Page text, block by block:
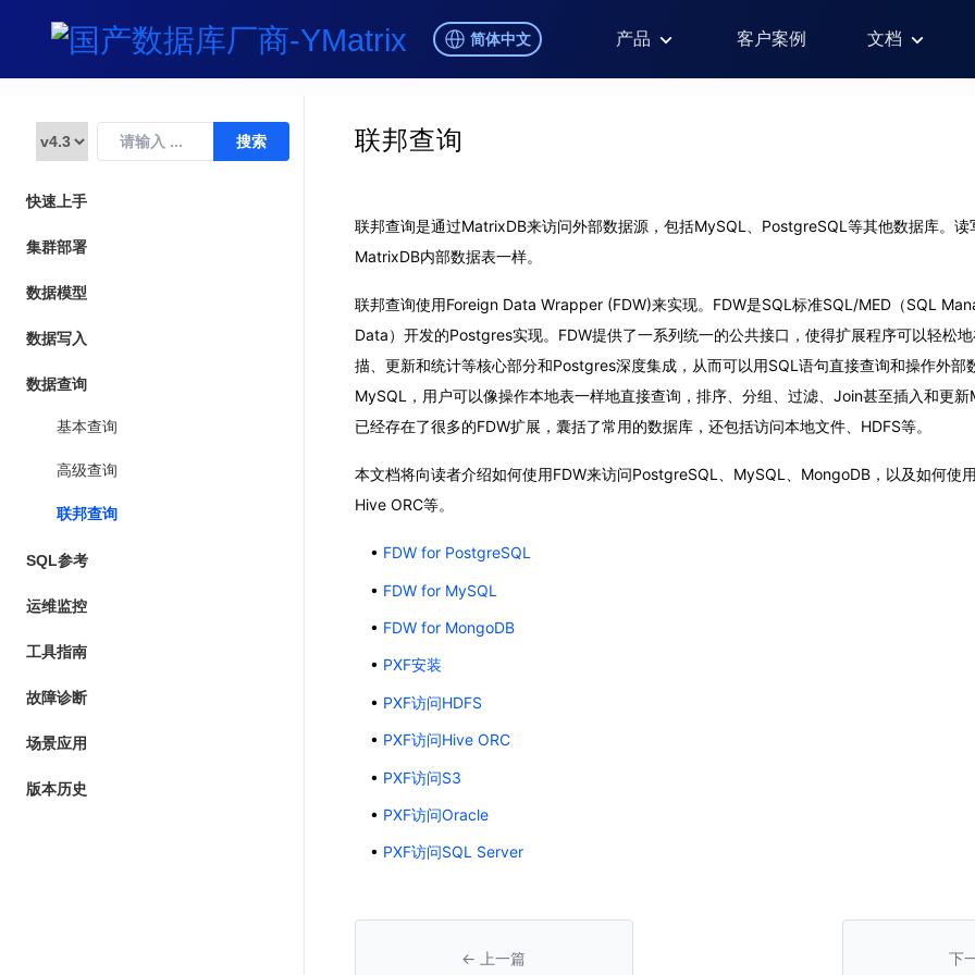
简体中文 产品 客户案例 文档
快速上手
集群部署
数据模型
数据写入
数据查询
基本查询
高级查询
联邦查询
SQL参考
运维监控
工具指南
故障诊断
场景应用
版本历史
联邦查询
联邦查询是通过MatrixDB来访问外部数据源，包括MySQL、PostgreSQL等其他数据库。读
MatrixDB内部数据表一样。
联邦查询使用Foreign Data Wrapper (FDW)来实现。FDW是SQL标准SQL/MED（SQL
Data）开发的Postgres实现。FDW提供了一系列统一的公共接口，使得扩展程序可以轻松
描、更新和统计等核心部分和Postgres深度集成，从而可以用SQL语句直接查询和操作外部
MySQL，用户可以像操作本地表一样地直接查询，排序、分组、过滤、Join甚至插入和更
已经存在了很多的FDW扩展，囊括了常用的数据库，还包括访问本地文件、HDFS等。
本文档将向读者介绍如何使用FDW来访问PostgreSQL、MySQL、MongoDB，以及如何使
Hive ORC等。
FDW for PostgreSQL
FDW for MySQL
FDW for MongoDB
PXF安装
PXF访问HDFS
PXF访问Hive ORC
PXF访问S3
PXF访问Oracle
PXF访问SQL Server
← 上一篇 下